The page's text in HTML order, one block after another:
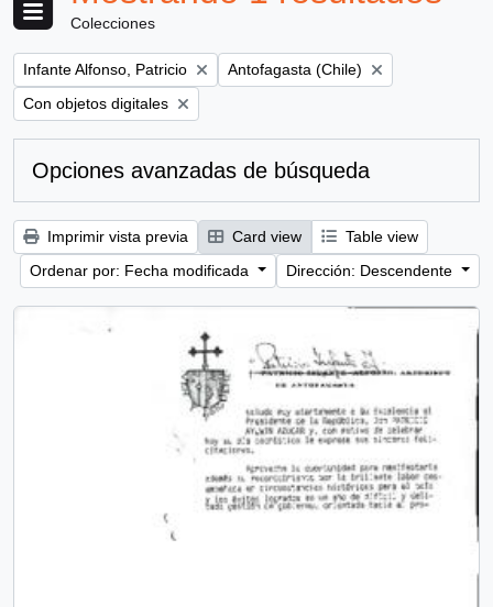
Colecciones
Remove filter:
Infante Alfonso, Patricio Remove filter:
Antofagasta (Chile)
Remove filter:
Con objetos digitales
Opciones avanzadas de búsqueda
Imprimir vista previa Card view
Table view
Ordenar por: Fecha modificada
Dirección: Descendente